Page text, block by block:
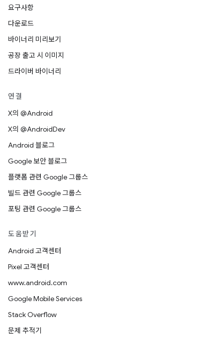
요구사항
다운로드
바이너리 미리보기
공장 출고 시 이미지
드라이버 바이너리
연결
X의 @Android
X의 @AndroidDev
Android 블로그
Google 보안 블로그
플랫폼 관련 Google 그룹스
빌드 관련 Google 그룹스
포팅 관련 Google 그룹스
도움받기
Android 고객센터
Pixel 고객센터
www.android.com
Google Mobile Services
Stack Overflow
문제 추적기